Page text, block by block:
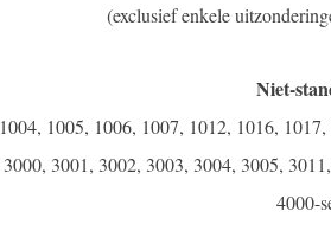
(exclusief enkele
Niet-
1005, 1006, 1007, 1012, 1016,
3001, 3002, 3003, 3004, 3005,
4000-